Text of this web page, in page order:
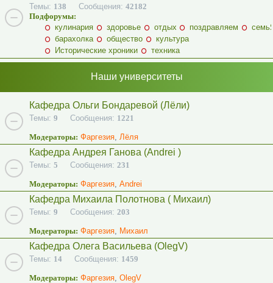
Темы: 138 Сообщения: 42182
Подфорумы:
кулинария
здоровье отдых поздравляем
барахолка
общество
культура
Исторические хроники
техника
Наши университеты
Кафедра Ольги Бондаревой (Лёли)
Темы: 9 Сообщения: 1221
Модераторы: Фаргезия Лёля
Кафедра Андрея Ганова (Andrei )
Темы: 5 Сообщения: 231
Модераторы: Фаргезия Andrei
Кафедра Михаила Полотнова ( Михаил)
Темы: 9 Сообщения: 203
Модераторы: Фаргезия Михаил
Кафедра Олега Васильева (OlegV)
Темы: 14 Сообщения: 1459
Модераторы: Фаргезия OlegV